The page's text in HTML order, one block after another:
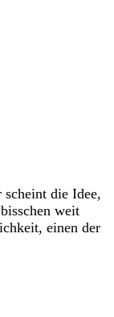
die Idee,
weit
einen der